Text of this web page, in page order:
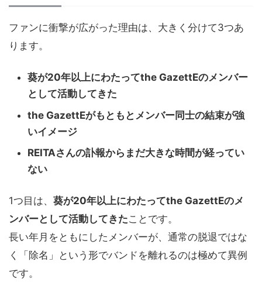
ファンに衝撃が広がった理由は、大きく分けて3つあ
ります。
葵が20年以上にわたってthe GazettEのメンバー
として活動してきた
the GazettEがもともとメンバー同士の結束が強
いイメージ
REITAさんの訃報からまだ大きな時間が経ってい
ない
1つ目は、 葵が20年以上にわたってthe GazettEのメ
ンバーとして活動してきたことです。
長い年月をともにしたメンバーが、通常の脱退ではな
く「除名」という形でバンドを離れるのは極めて異例
です。